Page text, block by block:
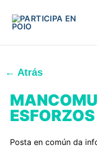
← Atrás
ESFORZOS
Posta en común da